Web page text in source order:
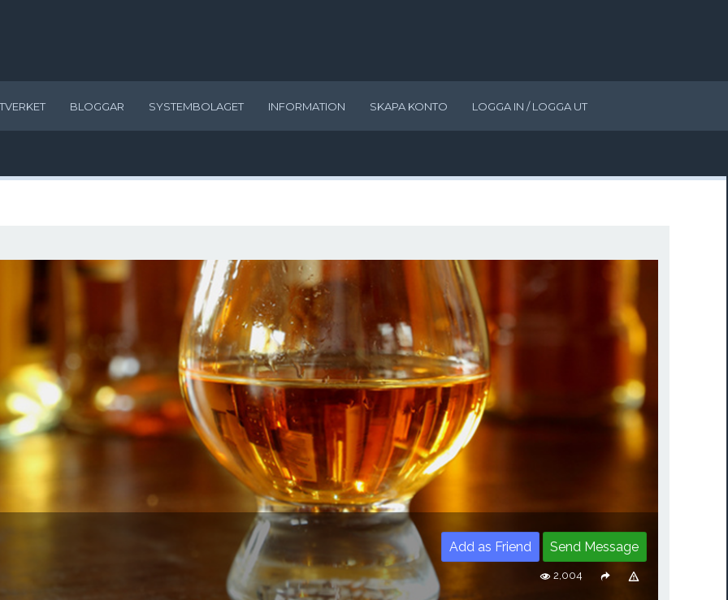
BLOGGAR SYSTEMBOLAGET INFORMATION SKAPA KONTO LOGGA IN / LOGGA UT
Add as Friend Send Message
2,004